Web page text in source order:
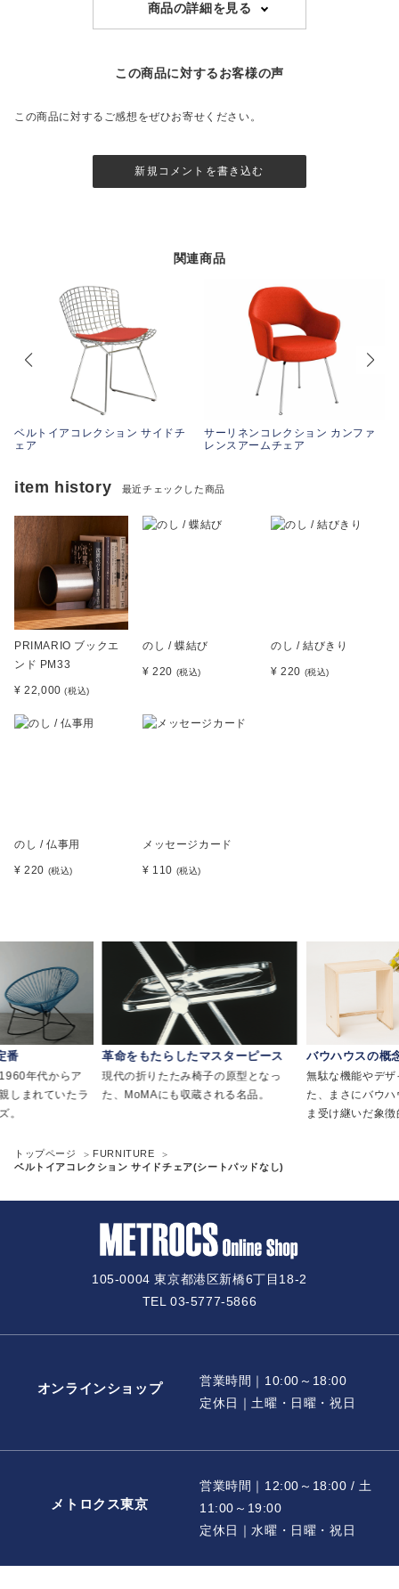
商品の詳細を見る
この商品に対するお客様の声
この商品に対するご感想をぜひお寄せください。
新規コメントを書き込む
関連商品
ベルトイアコレクション サイドチ
ェア
サーリネンコレクション カンファ
レンスアームチェア
item history 最近チェックした商品
PRIMARIO ブックエ
ンド PM33
¥ 22,000(税込)
のし / 蝶結び
¥ 220 (税込)
のし / 結びきり
¥ 220 (税込)
のし / 仏事用
¥ 220 (税込)
メッセージカード
¥ 110 (税込)
番
年代からア
しまれていたラ
。
革命をもたらしたマスターピース
現代の折りたたみ椅子の原型となっ
た、MoMAにも収蔵される名品。
バウハウスの概
無駄な機能やデ
た、まさにバウ
ま受け継いだ象
トップページ
FURNITURE
ベルトイアコレクション サイドチェア(シートパッドなし)
105-0004 東京都港区新橋6丁目18-2
TEL 03-5777-5866
オンラインショップ
営業時間｜10:00～18:00
定休日｜土曜・日曜・祝日
メトロクス東京
営業時間｜12:00～18:00 / 土
11:00～19:00
定休日｜水曜・日曜・祝日